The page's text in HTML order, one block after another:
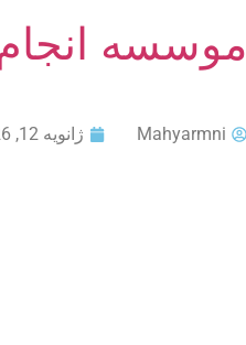
موسسه
Mahyarmni ژانویه 12, 2026